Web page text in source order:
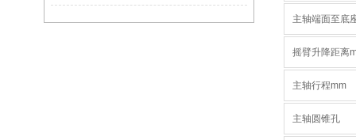
主轴端面至底
摇臂升降距离
主轴行程mm
主轴圆锥孔